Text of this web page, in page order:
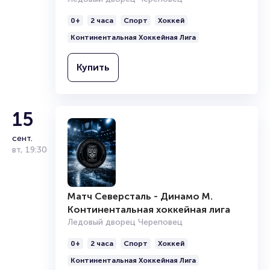
Континентальная хоккейная лига
Ледовый дворец Череповец
0+
Континентальная Хоккейная Лига
0+ 2 часа Спорт
Хоккей
Континентальная Хоккейная Лига
Купить
15
сент.
вт, 19:30
Матч Северсталь - Динамо М.
Континентальная хоккейная лига
Ледовый дворец Череповец
0+ 2 часа Спорт
Хоккей
Континентальная Хоккейная Лига